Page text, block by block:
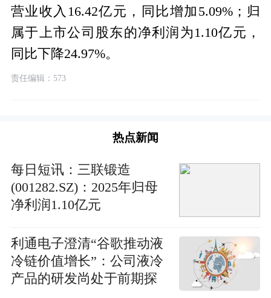
营业收入16.42亿元，同比增加5.09%；归
属于上市公司股东的净利润为1.10亿元，
同比下降24.97%。
责任编辑：573
热点新闻
每日短讯：三联锻造
(001282.SZ)：2025年归母
净利润1.10亿元
利通电子澄清“谷歌推动液
冷链价值增长”：公司液冷
产品的研发尚处于前期探